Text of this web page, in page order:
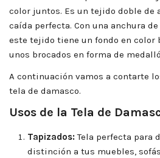
color juntos. Es un tejido doble de
caída perfecta. Con una anchura
este tejido tiene un fondo en color
unos brocados en forma de
A continuación vamos a contarte
tela de damasco.
Usos de la Tela de
Tapizados:Tela perfecta para
distinción a tus muebles,